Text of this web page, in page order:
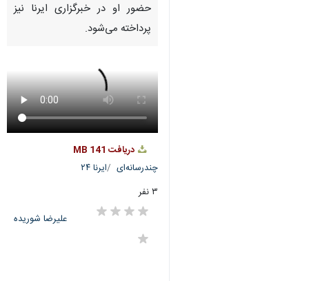
حضور او در خبرگزاری ایرنا نیز
پرداخته می‌شود.
دریافت 141 MB
چندرسانه‌ای
ایرنا ۲۴
۳ نفر
علیرضا شوریده